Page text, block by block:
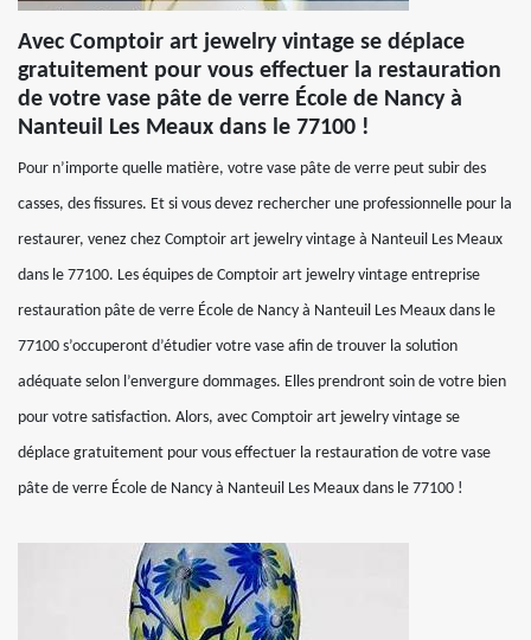
Avec Comptoir art jewelry vintage se déplace
gratuitement pour vous effectuer la restauration
de votre vase pâte de verre École de Nancy à
Nanteuil Les Meaux dans le 77100 !
Pour n’importe quelle matière, votre vase pâte de verre peut subir des
casses, des fissures. Et si vous devez rechercher une professionnelle pour la
restaurer, venez chez Comptoir art jewelry vintage à Nanteuil Les Meaux
dans le 77100. Les équipes de Comptoir art jewelry vintage entreprise
restauration pâte de verre École de Nancy à Nanteuil Les Meaux dans le
77100 s’occuperont d’étudier votre vase afin de trouver la solution
adéquate selon l’envergure dommages. Elles prendront soin de votre bien
pour votre satisfaction. Alors, avec Comptoir art jewelry vintage se
déplace gratuitement pour vous effectuer la restauration de votre vase
pâte de verre École de Nancy à Nanteuil Les Meaux dans le 77100 !